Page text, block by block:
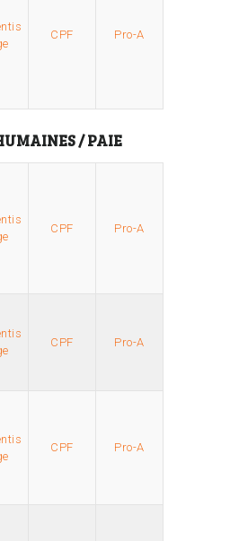
CPF Pro-A
/ PAIE
CPF Pro-A
CPF Pro-A
CPF Pro-A